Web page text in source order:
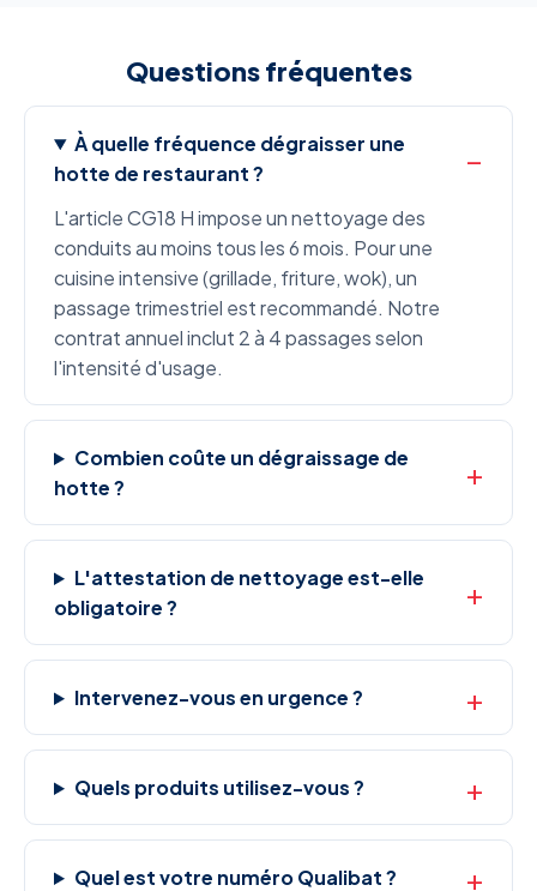
Questions fréquentes
À quelle fréquence dégraisser une
hotte de restaurant ?
L'article CG18 H impose un nettoyage des
conduits au moins tous les 6 mois. Pour une
cuisine intensive (grillade, friture, wok), un
passage trimestriel est recommandé. Notre
contrat annuel inclut 2 à 4 passages selon
l'intensité d'usage.
Combien coûte un dégraissage de
hotte ?
L'attestation de nettoyage est-elle
obligatoire ?
Intervenez-vous en urgence ?
Quels produits utilisez-vous ?
Quel est votre numéro Qualibat ?